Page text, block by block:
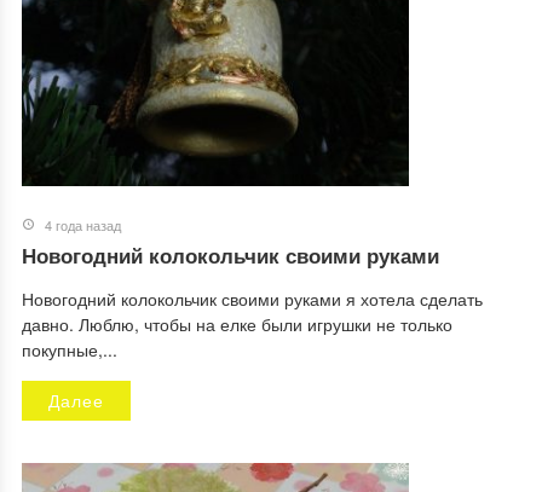
4 года назад
Новогодний колокольчик своими руками
Новогодний колокольчик своими руками я хотела сделать
давно. Люблю, чтобы на елке были игрушки не только
покупные,...
Далее